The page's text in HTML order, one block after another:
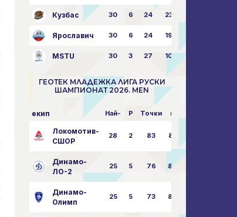
Кузбас 30 6 24 23
Ярославич 30 6 24 19
MSTU 30 3 27 10 25:87
ГЕОТЕК МЛАДЕЖКА ЛИГА РУСКИ
ШАМПИОНАТ 2026. MEN
екип Най- P Точки пара
Локомотив-
СШОР
28 2 83 85:14
Динамо-
ЛО-2
25 5 76 82:30
Динамо-
Олимп
25 5 73 80:32